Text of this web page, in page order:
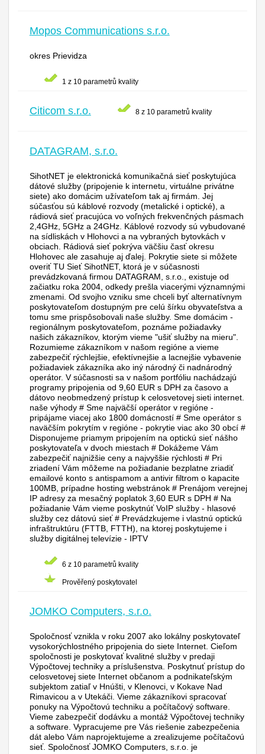
Mopos Communications s.r.o.
okres Prievidza
1 z 10 parametrů kvality
Citicom s.r.o. 8 z 10 parametrů kvality
DATAGRAM, s.r.o.
SihotNET je elektronická komunikačná sieť poskytujúca
dátové služby (pripojenie k internetu, virtuálne privátne
siete) ako domácim užívateľom tak aj firmám. Jej
súčasťou sú káblové rozvody (metalické i optické), a
rádiová sieť pracujúca vo voľných frekvenčných pásmach
2,4GHz, 5GHz a 24GHz. Káblové rozvody sú vybudované
na sídliskách v Hlohovci a na vybraných bytovkách v
obciach. Rádiová sieť pokrýva väčšiu časť okresu
Hlohovec ale zasahuje aj ďalej. Pokrytie siete si môžete
overiť TU Sieť SihotNET, ktorá je v súčasnosti
prevádzkovaná firmou DATAGRAM, s.r.o., existuje od
začiatku roka 2004, odkedy prešla viacerými významnými
zmenami. Od svojho vzniku sme chceli byť alternatívnym
poskytovateľom dostupným pre celú šírku obyvateľstva a
tomu sme prispôsobovali naše služby. Sme domácim -
regionálnym poskytovateľom, poznáme požiadavky
našich zákazníkov, ktorým vieme "ušiť služby na mieru".
Rozumieme zákazníkom v našom regióne a vieme
zabezpečiť rýchlejšie, efektívnejšie a lacnejšie vybavenie
požiadaviek zákazníka ako iný národný či nadnárodný
operátor. V súčasnosti sa v našom portfóliu nachádzajú
programy pripojenia od 9,60 EUR s DPH za časovo a
dátovo neobmedzený prístup k celosvetovej sieti internet.
naše výhody # Sme najväčší operátor v regióne -
pripájame viacej ako 1800 domácností # Sme operátor s
naväčším pokrytím v regióne - pokrytie viac ako 30 obcí #
Disponujeme priamym pripojením na optickú sieť nášho
poskytovateľa v dvoch miestach # Dokážeme Vám
zabezpečiť najnižšie ceny a najvyššie rýchlosti # Pri
zriadení Vám môžeme na požiadanie bezplatne zriadiť
emailové konto s antispamom a antivir filtrom o kapacite
100MB, prípadne hosting webstránok # Prenájom verejnej
IP adresy za mesačný poplatok 3,60 EUR s DPH # Na
požiadanie Vám vieme poskytnúť VoIP služby - hlasové
služby cez dátovú sieť # Prevádzkujeme i vlastnú optickú
infraštruktúru (FTTB, FTTH), na ktorej poskytujeme i
služby digitálnej televízie - IPTV
6 z 10 parametrů kvality
Prověřený poskytovatel
JOMKO Computers, s.r.o.
Spoločnosť vznikla v roku 2007 ako lokálny poskytovateľ
vysokorýchlostného pripojenia do siete Internet. Cieľom
spoločnosti je poskytovať kvalitné služby v predaji
Výpočtovej techniky a príslušenstva. Poskytnuť prístup do
celosvetovej siete Internet občanom a podnikateľským
subjektom zatiaľ v Hnúšti, v Klenovci, v Kokave Nad
Rimavicou a v Utekáči. Vieme zákazníkovi spracovať
ponuky na Výpočtovú techniku a počítačový software.
Vieme zabezpečiť dodávku a montáž Výpočtovej techniky
a software. Vypracujeme pre Vás riešenie zabezpečenia
dát alebo Vám naprojektujeme a zrealizujeme počítačovú
sieť. Spoločnosť JOMKO Computers, s.r.o. je